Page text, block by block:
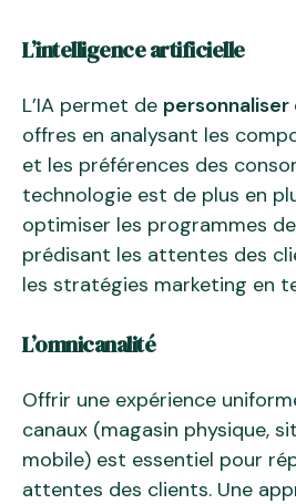
L’intelligence artificielle
L’IA permet de
offres en analysant les
et les préférences des
technologie est de plus en
optimiser les programmes
prédisant les attentes des
les stratégies marketing en
L’omnicanalité
Offrir une expérience
canaux (magasin physique,
mobile) est essentiel pour
attentes des clients. Une